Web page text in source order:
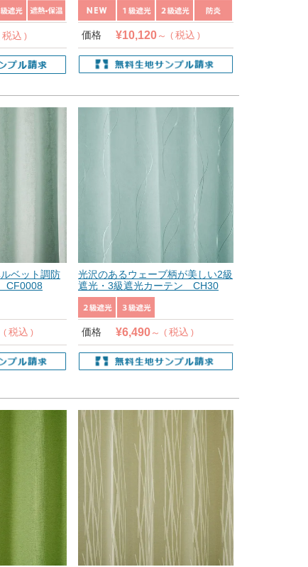
税込 価格 ¥10,120 税込
ベット調防
CF0008
税込
光沢のあるウェーブ柄が美しい2級
遮光・3級遮光カーテン CH30
価格 ¥6,490 税込